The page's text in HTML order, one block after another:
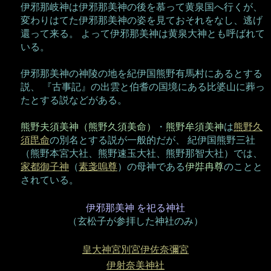
伊邪那岐神は伊邪那美神の後を慕って黄泉国へ行くが、
変わりはてた伊邪那美神の姿を見ておそれをなし、逃げ
還って来る。 よって伊邪那美神は黄泉大神とも呼ばれて
いる。
伊邪那美神の神陵の地を紀伊国熊野有馬村にあるとする
説、 『古事記』の出雲と伯耆の国境にある比婆山に葬っ
たとする説などがある。
熊野夫須美神（熊野久須美命） ・ 熊野牟須美神は熊野久
須毘命の別名とする説が一般的だが、 紀伊国熊野三社
（熊野本宮大社、熊野速玉大社、熊野那智大社）では、
家都御子神 （素戔嗚尊）の母神である伊弉冉尊のことと
されている。
伊邪那美神 を祀る神社
（玄松子が参拝した神社のみ）
皇大神宮別宮伊佐奈彌宮
伊射奈美神社